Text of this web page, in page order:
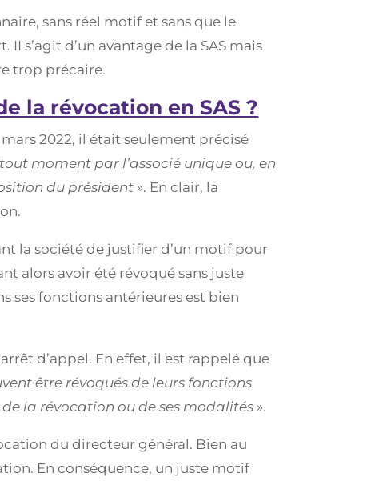
sans réel motif et sans que le
s’agit d’un avantage de la SAS mais
trop précaire.
la révocation en SAS ?
2022, il était seulement précisé
moment par l’associé unique ou, en
du président ». En clair, la
la société de justifier d’un motif pour
alors avoir été révoqué sans juste
ses fonctions antérieures est bien
d’appel. En effet, il est rappelé que
être révoqués de leurs fonctions
de la révocation ou de ses modalités ».
du directeur général. Bien au
En conséquence, un juste motif